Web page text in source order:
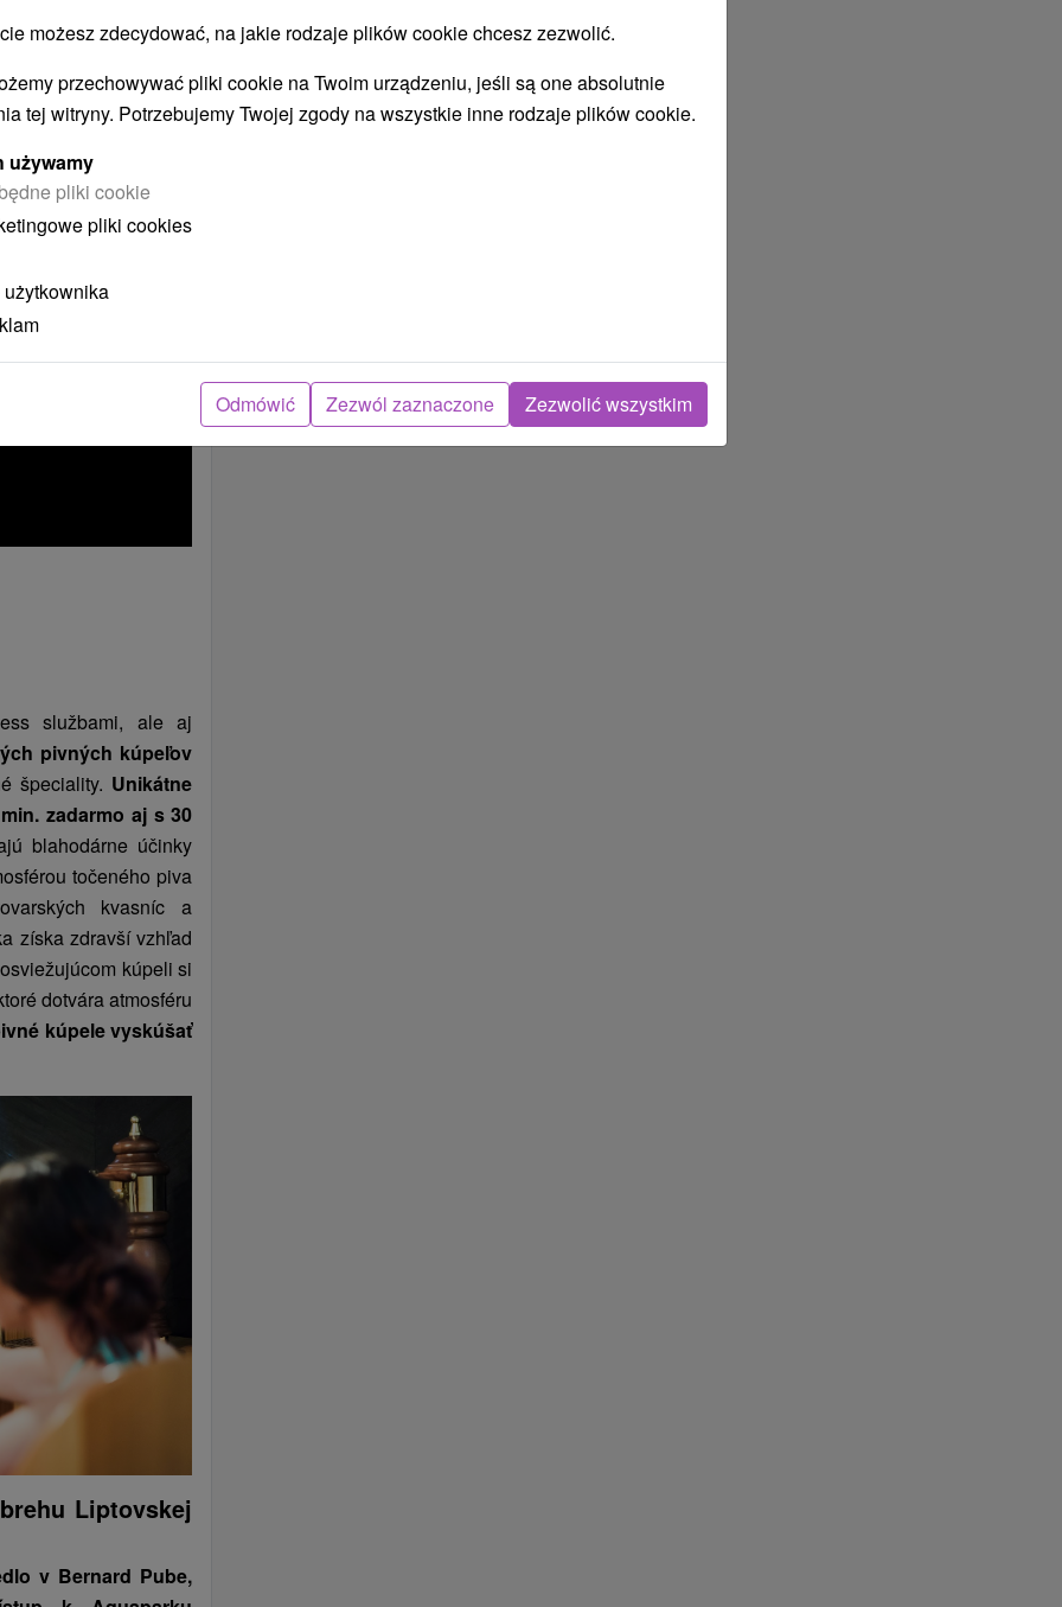
- 20 min. autom
lub studiu
restauracji
i
opisem dla
wejście 2-godzinne /
3 - 12 lat 11 €
à la carte.
na tarasie
pobyt?
relax s chuťou
vyskúšali, bol
si môžete
službami, ale aj
pivných kúpeľov
špeciality. Unikátne
zadarmo aj s 30
blahodárne účinky
točeného piva
kvasníc a
získa zdravší vzhľad
kúpeli si
dotvára atmosféru
kúpele vyskúšať
Liptovskej
v Bernard Pube,
możesz zdecydować, na jakie rodzaje plików cookie chcesz zezwolić.
przechowywać pliki cookie na Twoim urządzeniu, jeśli są one absolutnie
tej witryny. Potrzebujemy Twojej zgody na wszystkie inne rodzaje plików cookie.
używamy
pliki cookie
pliki cookies
Odmówić Zezwól zaznaczone Zezwolić wszystkim